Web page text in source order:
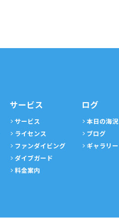
サービス
サービス
ライセンス
ファンダイビング
ダイブガード
料金案内
ログ
本日の海況
ブログ
ギャラリー